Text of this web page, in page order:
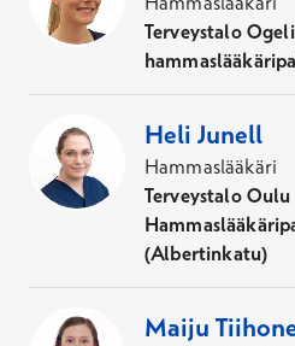
Terveystalo Ogeli
Heli Junell
Hammaslääkäri
Terveystalo Oulu
(Albertinkatu)
Maiju